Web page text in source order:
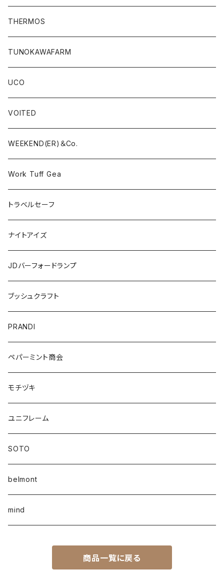
THERMOS
TUNOKAWAFARM
UCO
VOITED
WEEKEND(ER)＆Co.
Work Tuff Gea
トラベルセーフ
ナイトアイズ
JDバーフォードランプ
ブッシュクラフト
PRANDI
ペパーミント商会
モチヅキ
ユニフレーム
SOTO
belmont
mind
商品一覧に戻る